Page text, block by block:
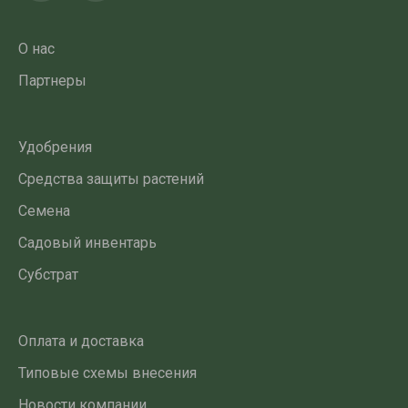
О нас
Партнеры
Удобрения
Средства защиты растений
Семена
Садовый инвентарь
Субстрат
Оплата и доставка
Типовые схемы внесения